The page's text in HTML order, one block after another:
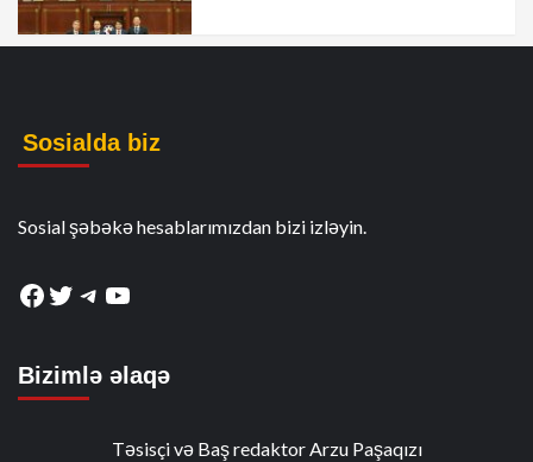
Sosialda biz
Sosial şəbəkə hesablarımızdan bizi izləyin.
Facebook
Twitter
Telegram
YouTube
Bizimlə əlaqə
Təsisçi və Baş redaktor Arzu Paşaqızı